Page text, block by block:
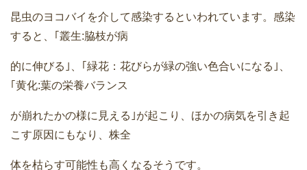
昆虫のヨコバイを介して感染するといわれています。感染
すると、｢叢生:脇枝が病
的に伸びる｣、｢緑花：花びらが緑の強い色合いになる｣、
｢黄化:葉の栄養バランス
が崩れたかの様に見える｣が起こり、ほかの病気を引き起
こす原因にもなり、株全
体を枯らす可能性も高くなるそうです。